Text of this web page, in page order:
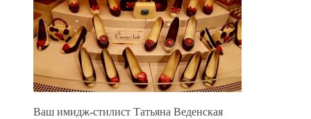
Ваш имидж-стилист Татьяна Веденская